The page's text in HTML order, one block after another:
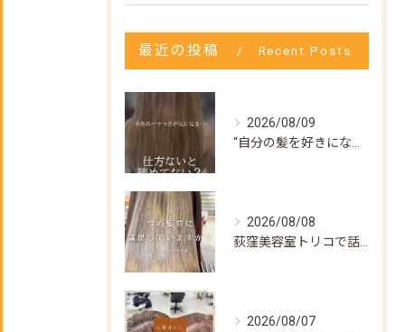
最近の投稿 Recent Posts
2026/08/09
“自分の髪を好きになってもらいたい”
2026/08/08
荻窪美容室トリコで話題の【髪質改善ストレート】✨
2026/08/07